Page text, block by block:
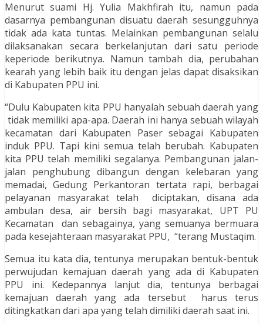
Menurut suami Hj. Yulia Makhfirah itu, namun pada
dasarnya pembangunan disuatu daerah sesungguhnya
tidak ada kata tuntas. Melainkan pembangunan selalu
dilaksanakan secara berkelanjutan dari satu periode
keperiode berikutnya. Namun tambah dia, perubahan
kearah yang lebih baik itu dengan jelas dapat disaksikan
di Kabupaten PPU ini.
“Dulu Kabupaten kita PPU hanyalah sebuah daerah yang
tidak memiliki apa-apa. Daerah ini hanya sebuah wilayah
kecamatan dari Kabupaten Paser sebagai Kabupaten
induk PPU. Tapi kini semua telah berubah. Kabupaten
kita PPU telah memiliki segalanya. Pembangunan jalan-
jalan penghubung dibangun dengan kelebaran yang
memadai, Gedung Perkantoran tertata rapi, berbagai
pelayanan masyarakat telah diciptakan, disana ada
ambulan desa, air bersih bagi masyarakat, UPT PU
Kecamatan dan sebagainya, yang semuanya bermuara
pada kesejahteraan masyarakat PPU, “terang Mustaqim.
Semua itu kata dia, tentunya merupakan bentuk-bentuk
perwujudan kemajuan daerah yang ada di Kabupaten
PPU ini. Kedepannya lanjut dia, tentunya berbagai
kemajuan daerah yang ada tersebut harus terus
ditingkatkan dari apa yang telah dimiliki daerah saat ini.